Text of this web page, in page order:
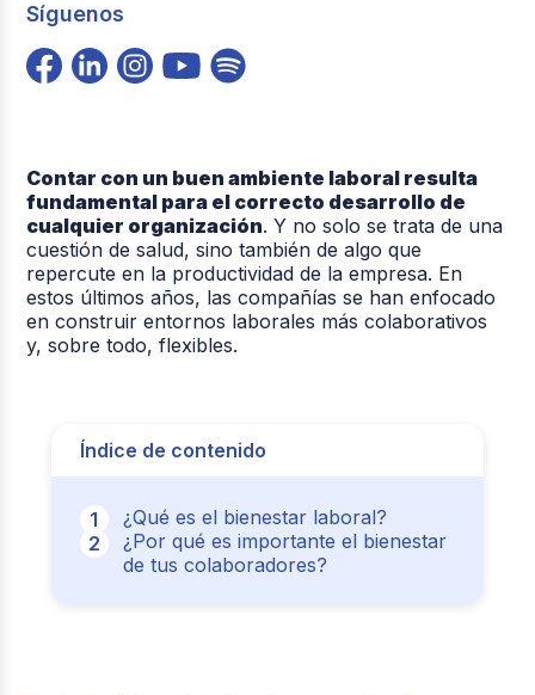
Síguenos
Contar con un buen ambiente laboral resulta
fundamental para el correcto desarrollo de
cualquier organización. Y no solo se trata de una
cuestión de salud, sino también de algo que
repercute en la productividad de la empresa. En
estos últimos años, las compañías se han enfocado
en construir entornos laborales más colaborativos
y, sobre todo, flexibles.
Índice de contenido
¿Qué es el bienestar laboral?
¿Por qué es importante el bienestar
de tus colaboradores?